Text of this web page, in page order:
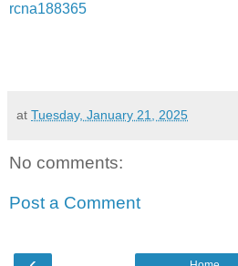
rcna188365
at Tuesday, January 21, 2025
No comments:
Post a Comment